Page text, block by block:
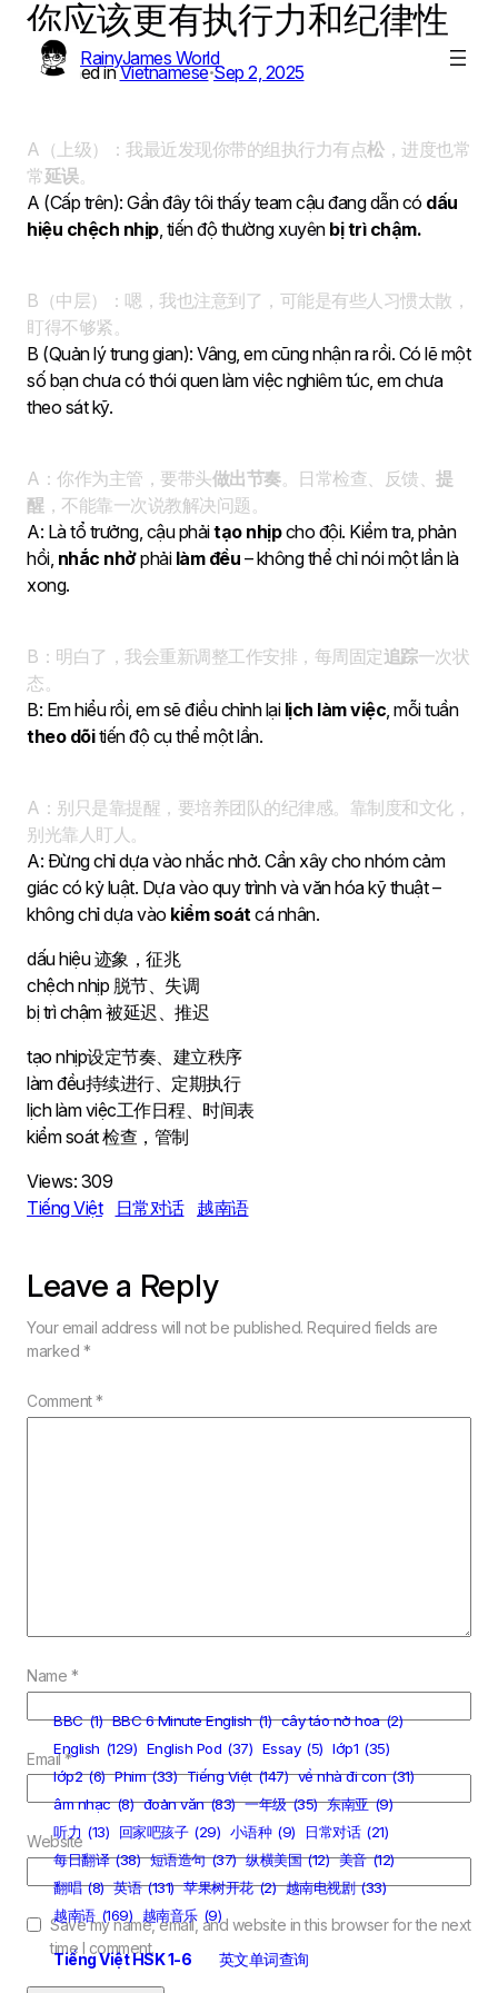
Skip
content
RainyJames World
你应该更有执行力和纪律性
Published inVietnamese•Sep 2, 2025
A（上级）：我最近发现你带的组执行力有点松，进度也常
常延误。
A (Cấp trên): Gần đây tôi thấy team cậu đang dẫn có dấu
hiệu chệch nhịp, tiến độ thường xuyên bị trì chậm.
B（中层）：嗯，我也注意到了，可能是有些人习惯太散，
盯得不够紧。
B (Quản lý trung gian): Vâng, em cũng nhận ra rồi. Có lẽ một
số bạn chưa có thói quen làm việc nghiêm túc, em chưa
theo sát kỹ.
A：你作为主管，要带头做出节奏。日常检查、反馈、 提
醒 ，不能靠一次说教解决问题。
A: Là tổ trưởng, cậu phảitạo nhịpcho đội. Kiểm tra, phản
hồi, nhắc nhởphải làm đều – không thể chỉ nói một lần là
xong.
B：明白了，我会重新调整工作安排，每周固定追踪一次状
态。
B: Em hiểu rồi, em sẽ điều chỉnh lạilịch làm việc, mỗi tuần
theo dõitiến độ cụ thể một lần.
A：别只是靠提醒，要培养团队的纪律感。靠制度和文化，
别光靠人盯人。
A: Đừng chỉ dựa vào nhắc nhở. Cần xây cho nhóm cảm
giác có kỷ luật. Dựa vào quy trình và văn hóa kỹ thuật –
không chỉ dựa vào kiểm soátcá nhân.
dấu hiệu 迹象，征兆
chệch nhịp 脱节、失调
bị trì chậm 被延迟、推迟
tạo nhịp设定节奏、建立秩序
làm đều持续进行、定期执行
lịch làm việc工作日程、时间表
kiểm soát 检查，管制
Views: 309
Tiếng Việt
日常对话 越南语
Leave a Reply
Your email address will not be published. Required fields are
marked *
Comment*
Name *
Email*
Website
Save my name, email, and website in this browser for the next
time I comment.
BBC (1) BBC 6 Minute English (1) cây táo nở hoa (2)
English (129) English Pod (37) Essay (5) lớp1 (35)
lớp2 (6) Phim (33) Tiếng Việt (147) về nhà đi con (31)
âm nhạc (8) đoản văn (83) 一年级 (35) 东南亚 (9)
听力 (13) 回家吧孩子 (29) 小语种 (9) 日常对话 (21)
每日翻译 (38) 短语造句 (37) 纵横美国 (12) 美音 (12)
翻唱 (8) 英语 (131) 苹果树开花 (2) 越南电视剧 (33)
越南语 (169) 越南音乐 (9)
Tiếng Việt HSK 1-6 英文单词查询